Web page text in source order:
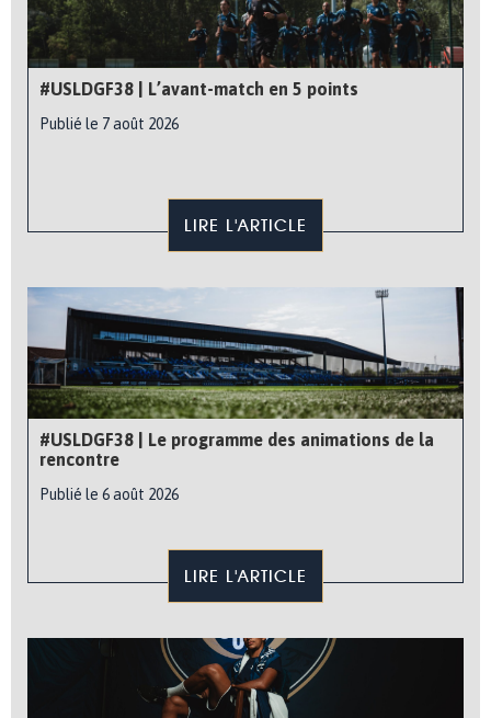
#USLDGF38 | L’avant-match en 5 points
Publié le 7 août 2026
LIRE L'ARTICLE
#USLDGF38 | Le programme des animations de la
rencontre
Publié le 6 août 2026
LIRE L'ARTICLE